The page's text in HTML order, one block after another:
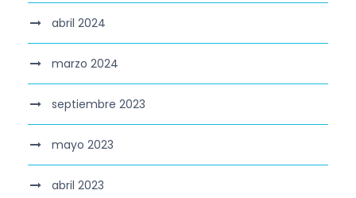
abril 2024
marzo 2024
septiembre 2023
mayo 2023
abril 2023